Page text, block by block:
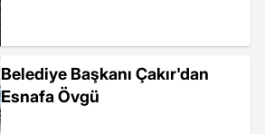
Belediye Başkanı Çakır'dan
Esnafa Övgü